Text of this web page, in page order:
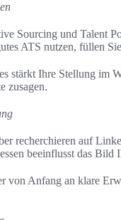
Sourcing und Talent
ATS nutzen, füllen
stärkt Ihre Stellung im
zusagen.
recherchieren auf
beeinflusst das Bild
von Anfang an klare